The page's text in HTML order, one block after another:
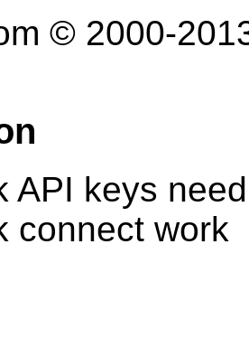
© 2000-
API keys
connect work